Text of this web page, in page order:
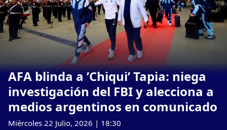
AFA blinda a ’Chiqui’ Tapia: niega
investigación del FBI y alecciona a
medios argentinos en comunicado
Miércoles 22 Julio, 2026 | 18:30